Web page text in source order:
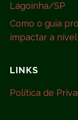
Lagoinha/SP
Como o guia
impactar a
LINKS
Política de